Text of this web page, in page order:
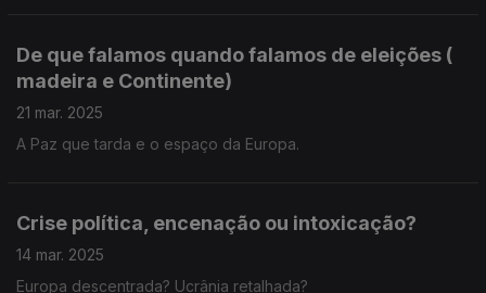
De que falamos quando falamos de eleições (
madeira e Continente)
21 mar. 2025
A Paz que tarda e o espaço da Europa.
Crise política, encenação ou intoxicação?
14 mar. 2025
Europa descentrada? Ucrânia retalhada?